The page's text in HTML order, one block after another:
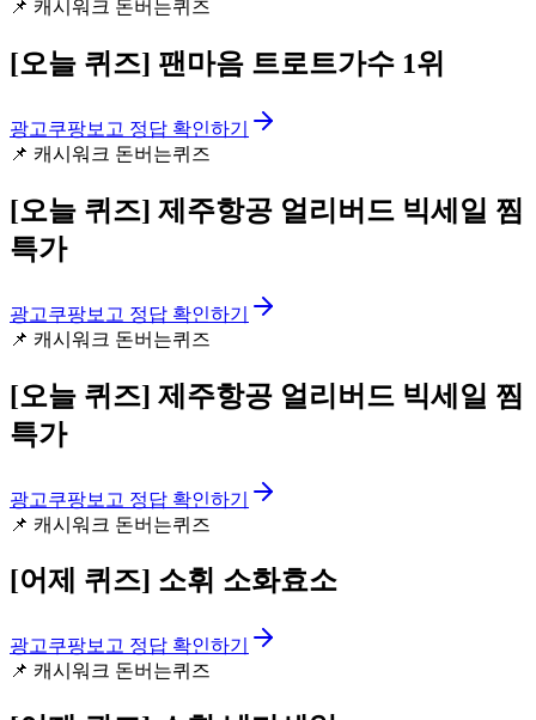
📌 캐시워크 돈버는퀴즈
[오늘 퀴즈] 팬마음 트로트가수 1위
광고쿠팡보고 정답 확인하기
📌 캐시워크 돈버는퀴즈
[오늘 퀴즈] 제주항공 얼리버드 빅세일 찜
특가
광고쿠팡보고 정답 확인하기
📌 캐시워크 돈버는퀴즈
[오늘 퀴즈] 제주항공 얼리버드 빅세일 찜
특가
광고쿠팡보고 정답 확인하기
📌 캐시워크 돈버는퀴즈
[어제 퀴즈] 소휘 소화효소
광고쿠팡보고 정답 확인하기
📌 캐시워크 돈버는퀴즈